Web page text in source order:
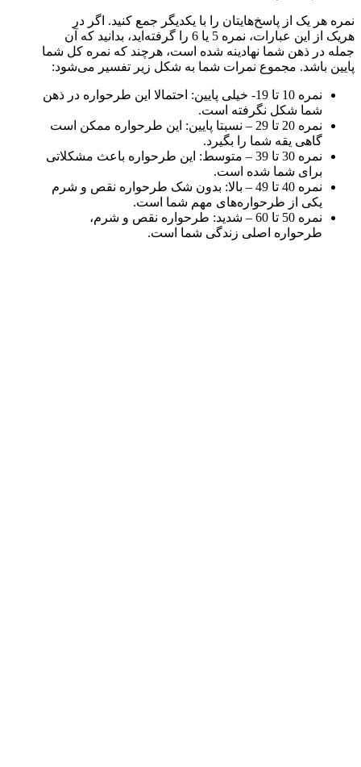
نمره هر یک از پاسخ‌هایتان را با یکدیگر جمع کنید. اگر در
هریک از این عبارات، نمره 5 یا 6 را گرفته‌اید، بدانید که آن
جمله در ذهن شما نهادینه شده است، هرچند که نمره کل شما
پایین باشد. مجموع نمرات شما به شکل زیر تفسیر می‌شود:
نمره 10 تا 19- خیلی پایین: احتمالا این طرحواره در ذهن
شما شکل نگرفته است.
نمره 20 تا 29 – نسبتا پایین: این طرحواره ممکن است
گاهی یقه شما را بگیرد.
نمره 30 تا 39 – متوسط: این طرحواره باعث مشکلاتی
برای شما شده است.
نمره 40 تا 49 – بالا: بدون شک طرحواره نقص و شرم
یکی از طرحواره‌های مهم شما است.
نمره 50 تا 60 – شدید: طرحواره نقص و شرم،
طرحواره اصلی زندگی شما است.